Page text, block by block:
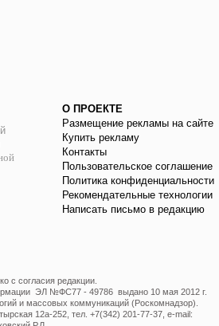
О ПРОЕКТЕ
Размещение рекламы на сайте
Купить рекламу
Контакты
Пользовательское соглашение
Политика конфиденциальности
Рекомендательные технологии
Написать письмо в редакцию
с согласия редакции.
ЭЛ №ФС77 - 49786 выдано 10 мая 2012 г.
и массовых коммуникаций (Роскомнадзор).
12а-252, тел. +7(342) 201-77-37, e-mail: